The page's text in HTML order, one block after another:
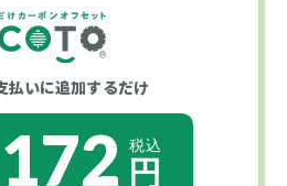
払いに追加するだけ
172